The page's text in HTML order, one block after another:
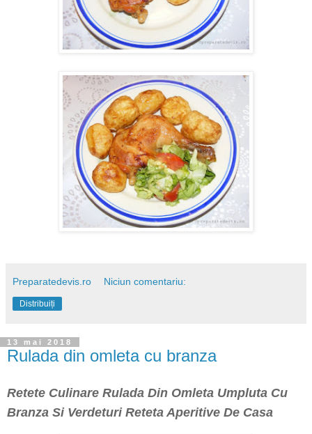
Preparatedevis.ro Niciun comentariu:
Distribuiți
13 mai 2018
Rulada din omleta cu branza
Retete Culinare Rulada Din Omleta Umpluta Cu
Branza Si Verdeturi Reteta Aperitive De Casa